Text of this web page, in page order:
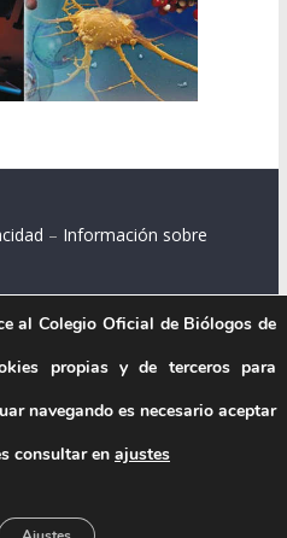
– Información sobre
de la Comunidad de Madrid.
2º int.izq. 28003 Madrid.
al Colegio Oficial de Biólogos de
propias y de terceros para
navegando es necesario aceptar
consultar en ajustes